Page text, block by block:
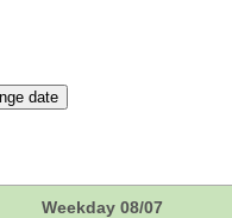
date
Weekday 08/07